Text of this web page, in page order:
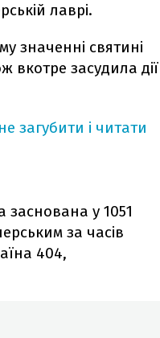
лаврі.
значенні святині
вкотре засудила дії
загубити і читати
у 1051
за часів
404,